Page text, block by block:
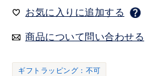
お気に入りに追加する
商品について問い合わせる
ギフトラッピング：不可